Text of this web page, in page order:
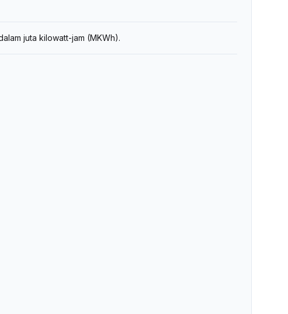
juta kilowatt-jam (MKWh).